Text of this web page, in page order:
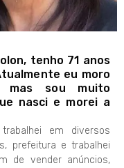
tenho 71 anos
eu moro
mas sou muito
nasci e morei a
em diversos
prefeitura e trabalhei
de vender anúncios,